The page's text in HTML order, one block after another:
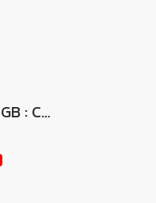
PSVITA 2000 + 16 GB : CFW. V.3.68 + PKGJ. สโตร์โหลดเกมฟรี ฟรี! ฟิล์มกันรอย + ซิลิโคน